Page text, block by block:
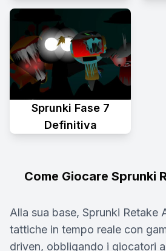
Sprunki Fase 7
Definitiva
Come Giocare Sprunki
Alla sua base, Sprunki Retake
tattiche in tempo reale con
driven, obbligando i giocatori